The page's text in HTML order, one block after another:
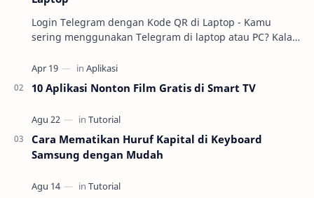
Login Telegram dengan Kode QR di Laptop - Kamu
sering menggunakan Telegram di laptop atau PC? Kalau
10 Aplikasi Nonton Film Gratis di Smart TV
Cara Mematikan Huruf Kapital di Keyboard
Samsung dengan Mudah